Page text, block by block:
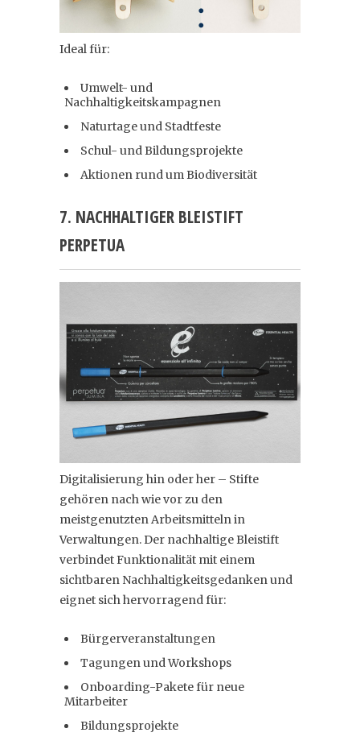
Ideal für:
Umwelt- und
Nachhaltigkeitskampagnen
Naturtage und Stadtfeste
Schul- und Bildungsprojekte
Aktionen rund um Biodiversität
7. NACHHALTIGER BLEISTIFT
PERPETUA
Digitalisierung hin oder her – Stifte
gehören nach wie vor zu den
meistgenutzten Arbeitsmitteln in
Verwaltungen. Der nachhaltige Bleistift
verbindet Funktionalität mit einem
sichtbaren Nachhaltigkeitsgedanken und
eignet sich hervorragend für:
Bürgerveranstaltungen
Tagungen und Workshops
Onboarding-Pakete für neue
Mitarbeiter
Bildungsprojekte